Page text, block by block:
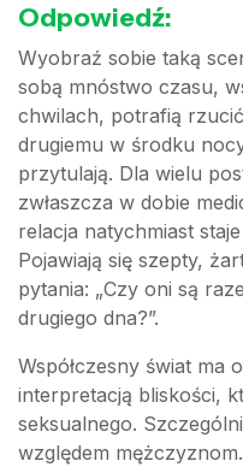
Odpowiedź:
Wyobraź sobie taką
sobą mnóstwo czasu,
chwilach, potrafią
drugiemu w środku
przytulają. Dla wielu
zwłaszcza w dobie
relacja natychmiast
Pojawiają się szepty,
pytania: „Czy oni są
drugiego dna?”.
Współczesny świat ma
interpretacją bliskości,
seksualnego.
względem